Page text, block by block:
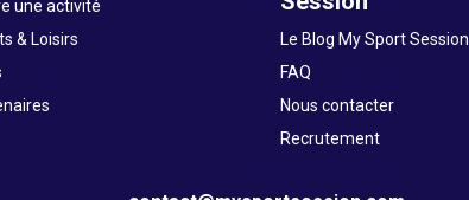
une activité
& Loisirs
Le Blog My Sport Session
FAQ
Nous contacter
Recrutement